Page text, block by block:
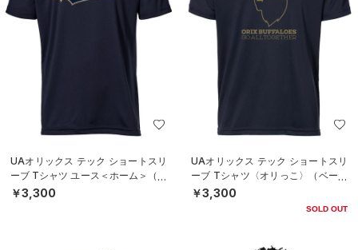
UAオリックス テック ショートスリ
ーブ Tシャツ ユース＜ホーム＞（ベ
ースボール/BOYS）
￥3,300
UAオリックス テック ショートスリ
ーブ Tシャツ〈オリっこ〉（ベース
ボール/KIDS）
￥3,300
SOLD OUT